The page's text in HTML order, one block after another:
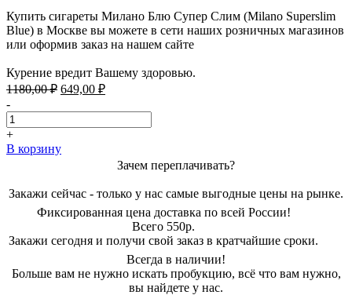
Купить сигареты Милано Блю Супер Слим (Milano Superslim
Blue) в Москве вы можете в сети наших розничных магазинов
или оформив заказ на нашем сайте
Курение вредит Вашему здоровью.
1180,00₽ Первоначальная
составляла
1180,00 ₽.
649,00 ₽Текущая
649,00 ₽.
-
+
В корзину
Зачем переплачивать?
Закажи сейчас - только у нас самые выгодные цены на рынке.
Фиксированная цена доставка по всей России!
Всего 550р.
Закажи сегодня и получи свой заказ в кратчайшие сроки.
Всегда в наличии!
Больше вам не нужно искать пробукцию, всё что вам нужно,
вы найдете у нас.